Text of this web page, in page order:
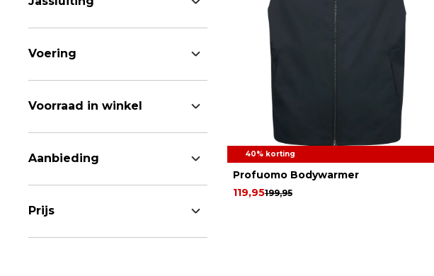
Voering
Voorraad in winkel
Aanbieding
Prijs
40% korting
Profuomo Bodywarmer
199,95
119,95